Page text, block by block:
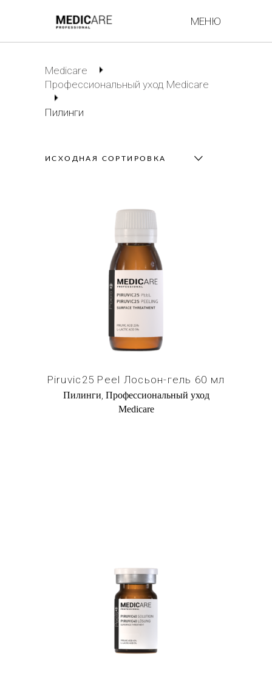
МЕНЮ
Medicare
Профессиональный уход Medicare
Пилинги
ИСХОДНАЯ СОРТИРОВКА
Купить в 1 клик
Piruvic25 Peel Лосьон-гель 60 мл
Пилинги, Профессиональный уход
Medicare
Купить в 1 клик